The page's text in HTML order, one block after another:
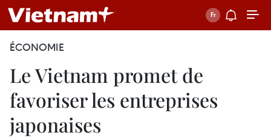
ÉCONOMIE
Le Vietnam promet de
favoriser les entreprises
japonaises